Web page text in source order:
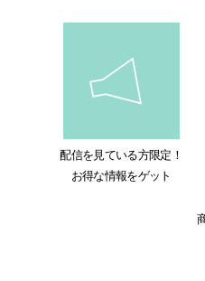
ふるなび
配信を見ている方限定！
お得な情報をゲット